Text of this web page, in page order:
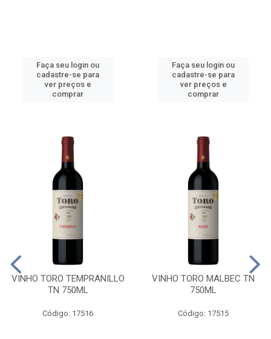
Faça seu login ou
cadastre-se para
ver preços e
comprar
Faça seu login ou
cadastre-se para
ver preços e
comprar
VINHO TORO TEMPRANILLO
TN 750ML
Código: 17516
VINHO TORO MALBEC TN
750ML
Código: 17515